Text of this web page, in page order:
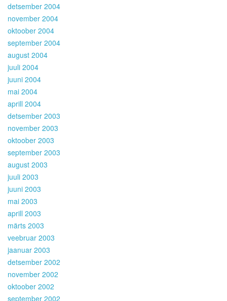
detsember 2004
november 2004
oktoober 2004
september 2004
august 2004
juuli 2004
juuni 2004
mai 2004
aprill 2004
detsember 2003
november 2003
oktoober 2003
september 2003
august 2003
juuli 2003
juuni 2003
mai 2003
aprill 2003
märts 2003
veebruar 2003
jaanuar 2003
detsember 2002
november 2002
oktoober 2002
september 2002